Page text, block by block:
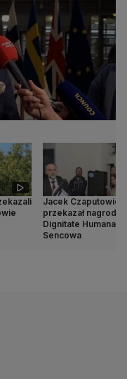
Jacek Czaputowicz
przekazał nagrodę
Dignitate Humana
Sencowa